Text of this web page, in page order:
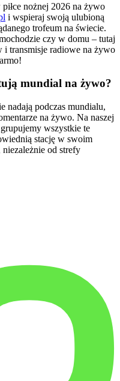
nożnej 2026 na żywo
i wspieraj swoją ulubioną
trofeum na świecie.
czy w domu – tutaj
transmisje radiowe na żywo
mundial na żywo?
nadają podczas mundialu,
na żywo. Na naszej
wszystkie te
stację w swoim
niezależnie od strefy